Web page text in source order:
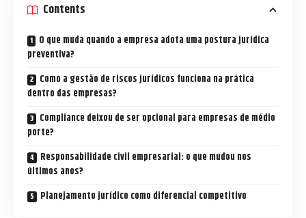
Contents
O que muda quando a empresa adota uma postura jurídica
preventiva?
Como a gestão de riscos jurídicos funciona na prática
dentro das empresas?
Compliance deixou de ser opcional para empresas de médio
porte?
Responsabilidade civil empresarial: o que mudou nos
últimos anos?
Planejamento jurídico como diferencial competitivo